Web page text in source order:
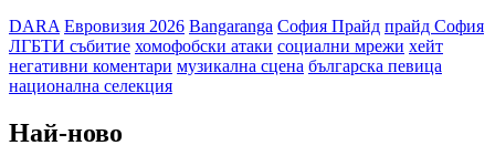
DARA Евровизия 2026 Bangaranga София Прайд прайд София
ЛГБТИ събитие хомофобски атаки социални мрежи хейт
негативни коментари музикална сцена българска певица
национална селекция
Най-ново